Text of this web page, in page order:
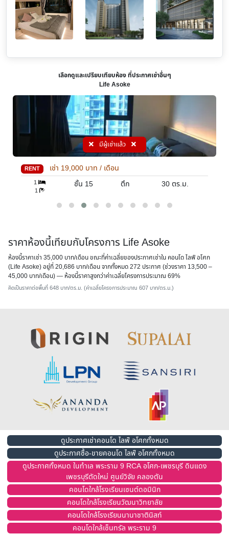
เลือกดูและเปรียบเทียบห้อง ที่ประกาศเช่าอื่นๆ
Life Asoke
มีผู้เช่าแล้ว
RENT เช่า 20,000 บาท / เดือน
ชั้น 22 ตึก ตีก south 35ตร.ม.
ราคาห้องนี้เทียบกับโครงการ Life Asoke
ห้องนี้ราคาเช่า 35,000 บาท/เดือน ขณะที่ค่าเฉลี่ยของประกาศเช่าใน คอนโด ไลฟ์ อโศก
(Life Asoke) อยู่ที่ 20,686 บาท/เดือน จากทั้งหมด 272 ประกาศ (ช่วงราคา 13,500 –
45,000 บาท/เดือน) — ห้องนี้ราคาสูงกว่าค่าเฉลี่ยโครงการประมาณ 69%
คิดเป็นราคาต่อพื้นที่ 648 บาท/ตร.ม. (ค่าเฉลี่ยโครงการประมาณ 607 บาท/ตร.ม.)
ดูประกาศเช่าคอนโด ไลฟ์ อโศกทั้งหมด
ดูประกาศซื้อ-ขายคอนโด ไลฟ์ อโศกทั้งหมด
ดูประกาศทั้งหมด ในทำเล พระราม 9 RCA อโศก-เพชรบุรี ดินแดง
เพชรบุรีตัดใหม่ ศูนย์วิจัย คลองตัน
คอนโดใกล้โรงเรียนเซนต์ดอมินิก
คอนโดใกล้โรงเรียนวัฒนาวิทยาลัย
คอนโดใกล้โรงเรียนนานาชาตินิสท์
คอนโดใกล้เซ็นทรัล พระราม 9